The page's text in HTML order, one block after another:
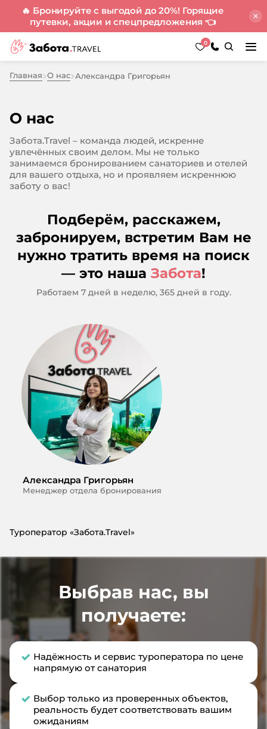
🔥 Бронируйте с выгодой до 20%! Горящие
путевки, акции и спецпредложения 👈
0
Главная О нас Александра Григорьян
О нас
Забота.Travel – команда людей, искренне
увлечённых своим делом. Мы не только
занимаемся бронированием санаториев и отелей
для вашего отдыха, но и проявляем искреннюю
заботу о вас!
Подберём, расскажем,
забронируем, встретим Вам не
нужно тратить время на поиск
— это наша Забота!
Работаем 7 дней в неделю, 365 дней в году.
Александра Григорьян
Менеджер отдела бронирования
Туроператор «Забота.Travel»
Выбрав нас, вы
получаете:
Надёжность и сервис туроператора по цене
напрямую от санатория
Выбор только из проверенных объектов,
реальность будет соответствовать вашим
ожиданиям